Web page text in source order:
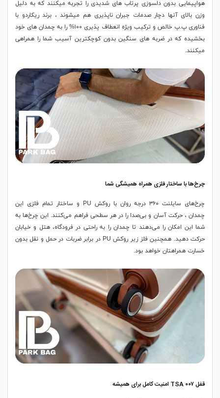
هواپیمایی بدون دلسوزی پرتاب های شدیدی را تجربه میکنند که به دلیل
وزن بالای آنها دچار صدمات جبران ناپذیری هم میشوند ، برند ریکاردو با
فناوری پ.پ خالص و ترکیب ویژه انعطاف پذیری ۱۰۰% را به چمدان های خود
بخشیده که در ضربه های سنگین بدون کوچکترین آسیب شما را همراهی
میکنند.
چرخ‌ها با ساختار فلزی همراه همیشگی شما
چرخ‌های سایلنت ۳۶۰ درجه روان با روکش PU و ساختار تمام فلزی این
چمدان ، حرکت آسان و بی‌صدا را در هر سطحی فراهم می‌کنند. این چرخ‌ها به
شما این امکان را می‌دهند تا چمدان را به راحتی در فرودگاه، هتل و خیابان
حرکت دهید. همچنین فلز زیر روکش PU در برابر ضربات در حمل و نقل بدون
خسارت همراهتان خواهد بود.
قفل TSA ۰۰۷ امنیت کامل برای همیشه